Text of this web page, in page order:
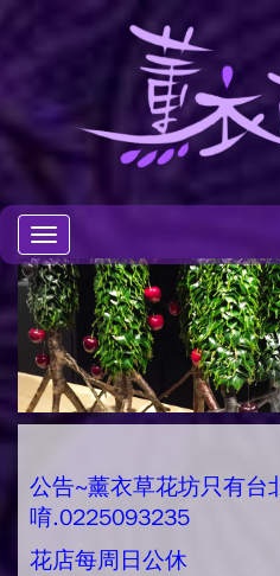
Toggle
navigation
公告~薰衣草花坊只有台
唷.0225093235
花店每周日公休